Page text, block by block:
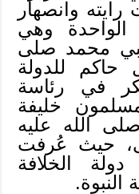
رايته وانصهار
الواحدة وهي
محمد صلى
حاكم للدولة
في رئاسة
خليفة
الله عليه
حيث عُرفت
الخلافة
النبوة.